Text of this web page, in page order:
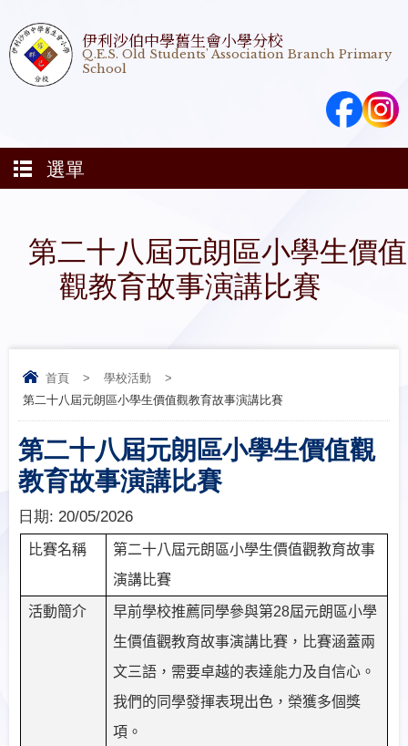
伊利沙伯中學舊生會小學分校
Q.E.S. Old Students' Association Branch Primary
School
選單
第二十八屆元朗區小學生價值
觀教育故事演講比賽
首頁 > 學校活動
>
第二十八屆元朗區小學生價值觀教育故事演講比賽
第二十八屆元朗區小學生價值觀
教育故事演講比賽
日期: 20/05/2026
比賽名稱
第二十八屆元朗區小學生價值觀教育故事
演講比賽
活動簡介 早前學校推薦同學參與第28屆元朗區小學
生價值觀教育故事演講比賽，比賽涵蓋兩
文三語，需要卓越的表達能力及自信心。
我們的同學發揮表現出色，榮獲多個獎
項。